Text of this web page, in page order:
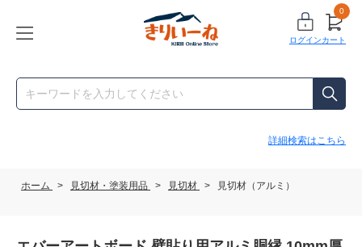
ログイン
0
カート
詳細検索はこちら
ホーム > 見切材・塗装用品 > 見切材 > 見切材（アルミ）